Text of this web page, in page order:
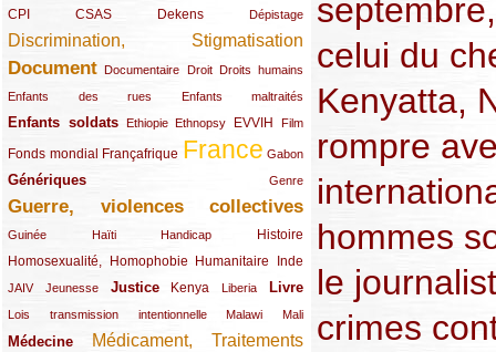
CPI
(48/289) CSAS
(32/289) Dekens
(29/289) Dépistage
(19/289)
Discrimination, Stigmatisation
(131/289)
Document
(145/289) Documentaire
(9/289) Droit
(20/289) Droits humains
(22/289)
Enfants des rues
(21/289) Enfants maltraités
(10/289)
Enfants soldats
(68/289) Ethiopie
(12/289) Ethnopsy
(15/289) EVVIH
(55/289) Film
(22/289)
Fonds mondial
(48/289) Françafrique
(39/289) France
(289/289) Gabon
(12/289)
Génériques
(59/289) Genre
(22/289)
Guerre, violences collectives
(149/289)
Guinée
(12/289) Haïti
(15/289) Handicap
(10/289) Histoire
(49/289)
Homosexualité, Homophobie
(44/289) Humanitaire
(47/289) Inde
(34/289)
JAIV
(10/289)Jeunesse
(21/289) Justice
(65/289) Kenya
(35/289) Liberia
(25/289) Livre
(62/289)
Lois transmission intentionnelle
(24/289) Malawi
(11/289) Mali
(21/289)
Médecine
(62/289) Médicament, Traitements
(142/289)
celui du
Kenyatta,
rompre
hommes
le
crimes